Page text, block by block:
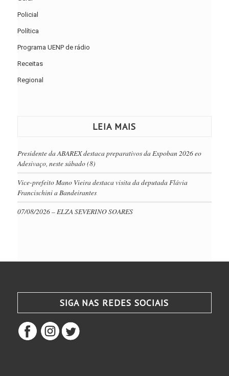
Policial
Política
Programa UENP de rádio
Receitas
Regional
LEIA MAIS
Presidente da ABAREX destaca preparativos da Expoban 2026 eo
Adesivaço, neste sábado (8)
Vice-prefeito Mano Vieira destaca visita da deputada Flávia
Francischini a Bandeirantes
07/08/2026 – ELZA SEVERINO SOARES
SIGA NAS REDES SOCIAIS